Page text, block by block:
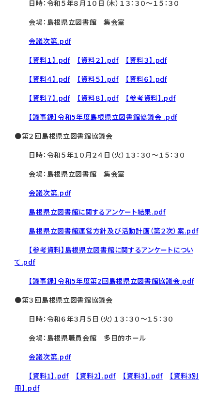
日時：令和５年８月１０日（木）１３：３０～１５：３０
会場：島根県立図書館 集会室
会議次第.pdf
【資料１】.pdf
【資料２】.pdf
【資料３】.pdf
【資料４】.pdf
【資料５】.pdf
【資料６】.pdf
【資料７】.pdf
【資料８】.pdf
【参考資料】.pdf
【議事録】令和5年度島根県立図書館協議会 .pdf
●第２回島根県立図書館協議会
日時：令和５年１０月２４日（火）１３：３０～１５：３０
会場：島根県立図書館 集会室
会議次第.pdf
島根県立図書館に関するアンケート結果.pdf
島根県立図書館運営方針及び活動計画（第２次）案.pdf
【参考資料】島根県立図書館に関するアンケートについ
て.pdf
【議事録】令和5年度第2回島根県立図書館協議会.pdf
●第３回島根県立図書館協議会
日時：令和６年３月５日（火）１３：３０～１５：３０
会場：島根県職員会館 多目的ホール
会議次第.pdf
【資料1】.pdf
【資料2】.pdf 【資料3】.pdf
【資料3別
冊】.pdf